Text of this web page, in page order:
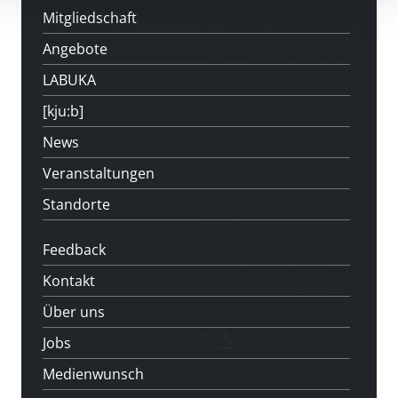
Mitgliedschaft
Angebote
LABUKA
[kju:b]
News
Veranstaltungen
Standorte
Feedback
Kontakt
Über uns
Jobs
Medienwunsch